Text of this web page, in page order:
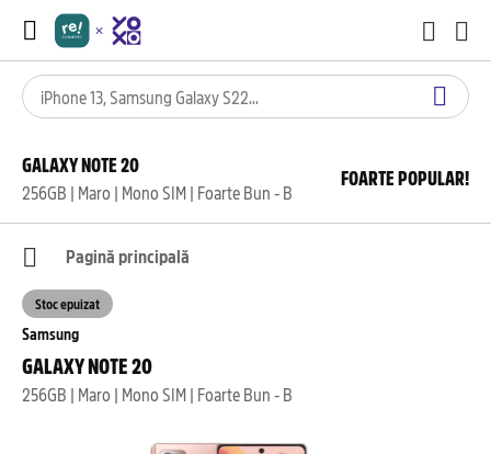
GALAXY NOTE 20
256GB | Maro | Mono SIM | Foarte Bun - B
FOARTE POPULAR!
Pagină principală
Samsung
GALAXY NOTE 20
256GB | Maro | Mono SIM | Foarte Bun - B
Stoc epuizat